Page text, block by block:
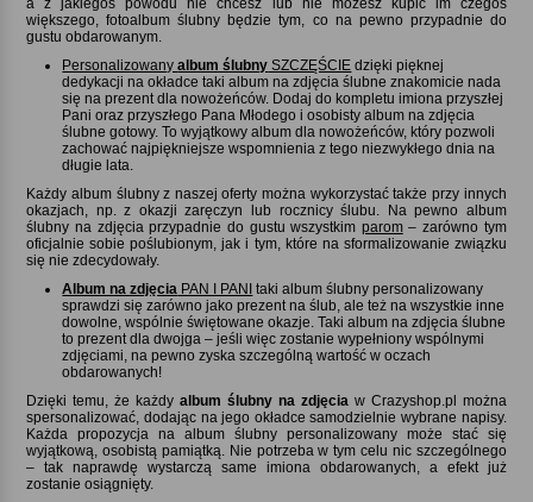
większego, fotoalbum ślubny będzie tym, co na pewno przypadnie do
gustu obdarowanym.
Personalizowanyalbum ślubny SZCZĘŚCIE dzięki pięknej
dedykacji na okładce taki album na zdjęcia ślubne znakomicie nada
się na prezent dla nowożeńców. Dodaj do kompletu imiona przyszłej
Pani oraz przyszłego Pana Młodego i osobisty album na zdjęcia
ślubne gotowy. To wyjątkowy album dla nowożeńców, który pozwoli
zachować najpiękniejsze wspomnienia z tego niezwykłego dnia na
długie lata.
Każdy album ślubny z naszej oferty można wykorzystać także przy innych
okazjach, np. z okazji zaręczyn lub rocznicy ślubu. Na pewno album
ślubny na zdjęcia przypadnie do gustu wszystkim parom– zarówno tym
oficjalnie sobie poślubionym, jak i tym, które na sformalizowanie związku
się nie zdecydowały.
Album na zdjęcia PAN I PANI taki album ślubny personalizowany
sprawdzi się zarówno jako prezent na ślub, ale też na wszystkie inne
dowolne, wspólnie świętowane okazje. Taki album na zdjęcia ślubne
to prezent dla dwojga – jeśli więc zostanie wypełniony wspólnymi
zdjęciami, na pewno zyska szczególną wartość w oczach
obdarowanych!
Dzięki temu, że każdyalbum ślubny na zdjęcia w Crazyshop.pl można
spersonalizować, dodając na jego okładce samodzielnie wybrane napisy.
Każda propozycja na album ślubny personalizowany może stać się
wyjątkową, osobistą pamiątką. Nie potrzeba w tym celu nic szczególnego
– tak naprawdę wystarczą same imiona obdarowanych, a efekt już
zostanie osiągnięty.